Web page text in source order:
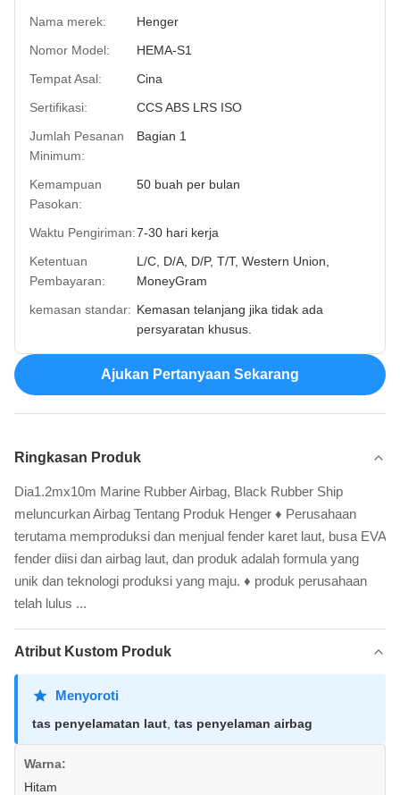
Nama merek:
Henger
Nomor Model:
HEMA-S1
Tempat Asal:
Cina
Sertifikasi:
CCS ABS LRS ISO
Jumlah Pesanan
Minimum:
Bagian 1
Kemampuan
Pasokan:
50 buah per bulan
Waktu Pengiriman:7-30 hari kerja
Ketentuan
Pembayaran:
L/C, D/A, D/P, T/T, Western Union,
MoneyGram
kemasan standar: Kemasan telanjang jika tidak ada
persyaratan khusus.
Ajukan Pertanyaan Sekarang
Ringkasan Produk
Dia1.2mx10m Marine Rubber Airbag, Black Rubber Ship
meluncurkan Airbag Tentang Produk Henger ♦ Perusahaan
terutama memproduksi dan menjual fender karet laut, busa EVA
fender diisi dan airbag laut, dan produk adalah formula yang
unik dan teknologi produksi yang maju. ♦ produk perusahaan
telah lulus ...
Atribut Kustom Produk
Menyoroti
tas penyelamatan laut tas penyelaman airbag
Warna:
Hitam